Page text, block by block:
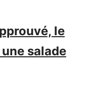
le
salade